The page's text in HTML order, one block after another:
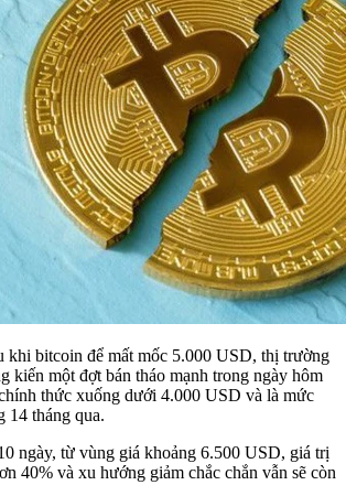
khi bitcoin để mất mốc 5.000 USD, thị trường
kiến một đợt bán tháo mạnh trong ngày hôm
thức xuống dưới 4.000 USD và là mức
14 tháng qua.
ngày, từ vùng giá khoảng 6.500 USD, giá trị
40% và xu hướng giảm chắc chắn vẫn sẽ còn